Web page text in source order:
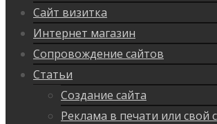
Сайт визитка
Интернет магазин
Сопровождение сайтов
Статьи
Создание сайта
Реклама в печати или свой